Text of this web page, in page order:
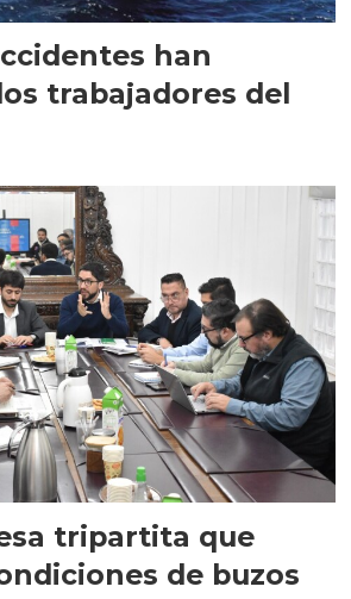
han
trabajadores del
tripartita que
de buzos